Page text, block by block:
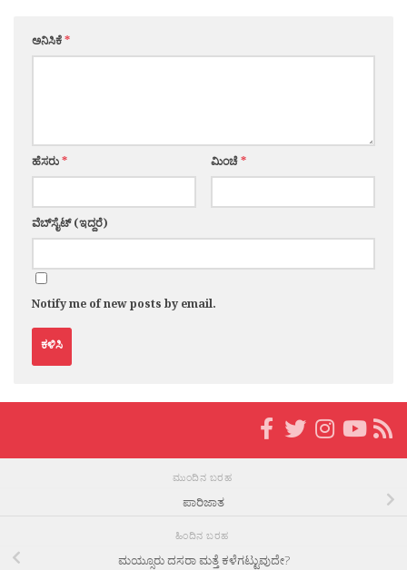
ಅನಿಸಿಕೆ*
ಹೆಸರು* ಮಿಂಚೆ*
ವೆಬ್‌ಸೈಟ್ (ಇದ್ದರೆ)
Notify me of new posts by email.
ಮುಂದಿನ ಬರಹ
ಪಾರಿಜಾತ
ಹಿಂದಿನ ಬರಹ
ಮಯ್ಸೂರು ದಸರಾ ಮತ್ತೆ ಕಳೆಗಟ್ಟುವುದೇ?